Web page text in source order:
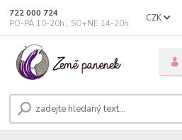
CZK
722 000 724
PO-PÁ 10-20h., SO+NE 14-20h.